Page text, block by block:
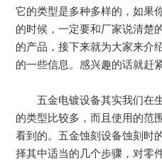
它的类型是多种多样的，如果
的时候，一定要和厂家说清楚
的产品，接下来就为大家来介
的一些信息。感兴趣的话就赶
五金电镀设备其实我们在生
的类型比较多，而且使用的范
看到的。五金蚀刻设备蚀刻时
择其中适当的几个步骤，对零